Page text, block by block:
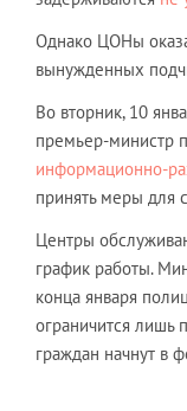
Однако ЦОНы
вынужденных
Во вторник, 10
премьер-министр
информационно-
принять меры для
Центры
график работы.
конца января
ограничится лишь
граждан начнут в